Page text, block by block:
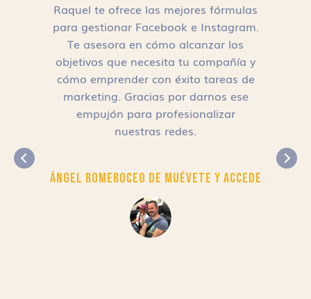
Raquel te ofrece las mejores fórmulas
para gestionar Facebook e Instagram.
Te asesora en cómo alcanzar los
objetivos que necesita tu compañía y
cómo emprender con éxito tareas de
marketing. Gracias por darnos ese
empujón para profesionalizar
nuestras redes.
Ángel RomeroCEO de Muévete y Accede